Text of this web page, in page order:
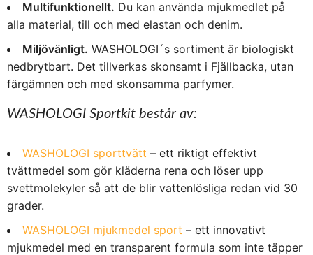
Multifunktionellt. Du kan använda mjukmedlet på
alla material, till och med elastan och denim.
Miljövänligt. WASHOLOGI´s sortiment är biologiskt
nedbrytbart. Det tillverkas skonsamt i Fjällbacka, utan
färgämnen och med skonsamma parfymer.
WASHOLOGI Sportkit består av:
WASHOLOGI sporttvätt – ett riktigt effektivt
tvättmedel som gör kläderna rena och löser upp
svettmolekyler så att de blir vattenlösliga redan vid 30
grader.
WASHOLOGI mjukmedel sport – ett innovativt
mjukmedel med en transparent formula som inte täpper